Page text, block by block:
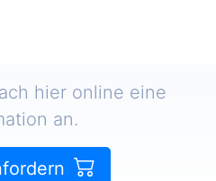
hier online eine
an.